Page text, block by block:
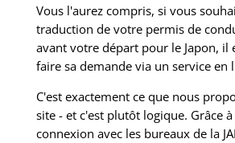
Vous l'aurez compris, si vous
traduction de votre permis de
avant votre départ pour le Japon, il
faire sa demande via un service en
C'est exactement ce que nous
site - et c'est plutôt logique. Grâce
connexion avec les bureaux de la